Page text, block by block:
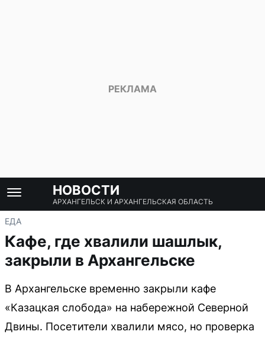
НОВОСТИ
АРХАНГЕЛЬСК И АРХАНГЕЛЬСКАЯ ОБЛАСТЬ
ЕДА
Кафе, где хвалили шашлык,
закрыли в Архангельске
В Архангельске временно закрыли кафе
«Казацкая слобода» на набережной Северной
Двины. Посетители хвалили мясо, но проверка